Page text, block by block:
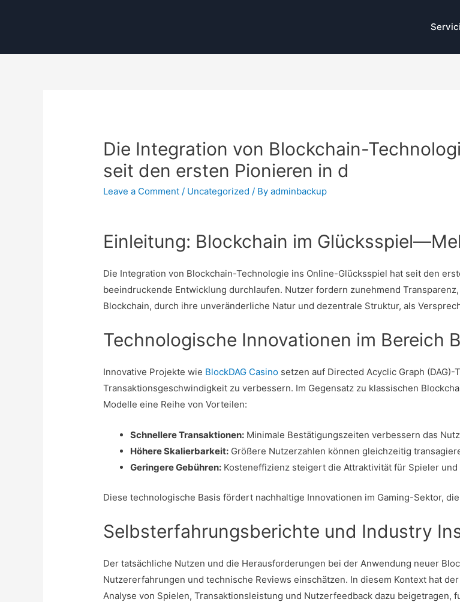
Die Integration von Blockchain-
seit den ersten Pionieren in d
Leave a Comment / Uncategorized / Byadminbackup
Einleitung: Blockchain im
Die Integration von Blockchain-Technologie ins Online-Glücksspiel hat seit den
beeindruckende Entwicklung durchlaufen. Nutzer fordern zunehmend
Blockchain, durch ihre unveränderliche Natur und dezentrale Struktur, als
Technologische Innovationen im Bereich
Innovative Projekte wie BlockDAG Casino setzen auf Directed Acyclic Graph
Transaktionsgeschwindigkeit zu verbessern. Im Gegensatz zu klassischen
Modelle eine Reihe von Vorteilen:
Schnellere Transaktionen: Minimale Bestätigungszeiten verbessern das
Höhere Skalierbarkeit: Größere Nutzerzahlen können gleichzeitig
Geringere Gebühren: Kosteneffizienz steigert die Attraktivität für Spieler
Diese technologische Basis fördert nachhaltige Innovationen im Gaming-Sektor,
Selbsterfahrungsberichte und Industry
Der tatsächliche Nutzen und die Herausforderungen bei der Anwendung neuer
Nutzererfahrungen und technische Reviews einschätzen. In diesem Kontext hat
Analyse von Spielen, Transaktionsleistung und Nutzerfeedback dazu